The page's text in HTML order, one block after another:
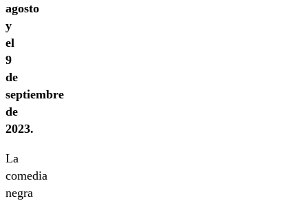
agosto
y
el
9
de
septiembre
de
2023.
La
comedia
negra